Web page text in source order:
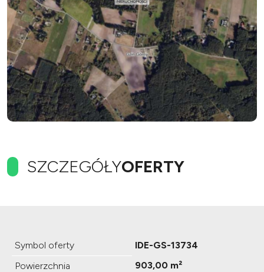
SZCZEGÓŁYOFERTY
Symbol oferty
IDE-GS-13734
Powierzchnia
903,00 m²